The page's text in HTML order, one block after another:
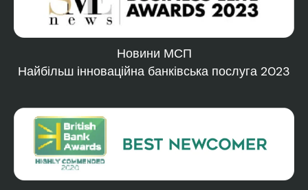
Новини МСП
Найбільш інноваційна банківська послуга 2023